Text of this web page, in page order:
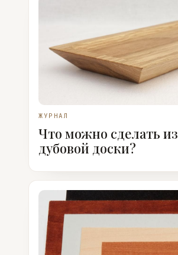
ЖУРНАЛ
Что можно сделать из
дубовой доски?